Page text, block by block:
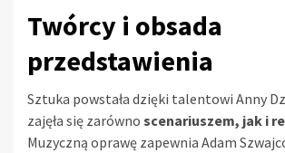
Twórcy i obsada
przedstawienia
Sztuka powstała dzięki talentowi Anny
zajęła się zarówno scenariuszem, jak i
Muzyczną oprawę zapewnia Adam